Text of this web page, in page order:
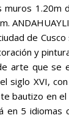
1.20m
de
y
arte que se
siglo XVI,
bautizo en
5 idiomas